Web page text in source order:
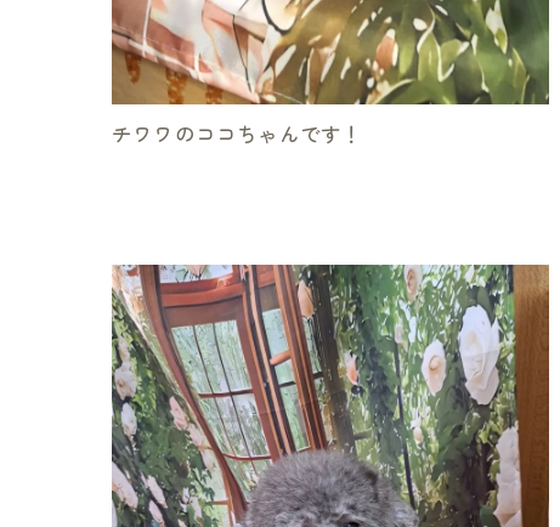
チワワのココちゃんです！